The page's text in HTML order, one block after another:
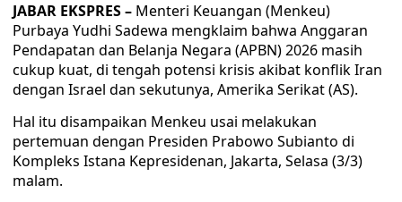
JABAR EKSPRES – Menteri Keuangan (Menkeu)
Purbaya Yudhi Sadewa mengklaim bahwa Anggaran
Pendapatan dan Belanja Negara (APBN) 2026 masih
cukup kuat, di tengah potensi krisis akibat konflik Iran
dengan Israel dan sekutunya, Amerika Serikat (AS).
Hal itu disampaikan Menkeu usai melakukan
pertemuan dengan Presiden Prabowo Subianto di
Kompleks Istana Kepresidenan, Jakarta, Selasa (3/3)
malam.